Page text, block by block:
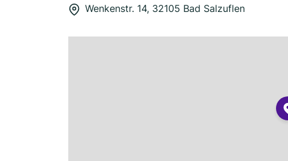
Wenkenstr. 14, 32105 Bad Salzuflen